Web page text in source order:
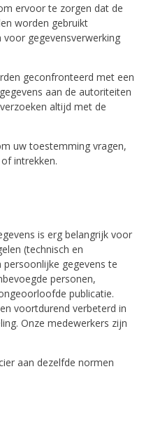
ervoor te zorgen dat de
worden gebruikt
gegevensverwerking
geconfronteerd met een
aan de autoriteiten
altijd met de
uw toestemming vragen,
intrekken.
is erg belangrijk voor
(technisch en
gegevens te
personen,
publicatie.
voortdurend verbeterd in
Onze medewerkers zijn
aan dezelfde normen